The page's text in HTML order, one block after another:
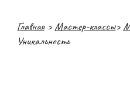
Главная> Мастер-классы>
Уникальность